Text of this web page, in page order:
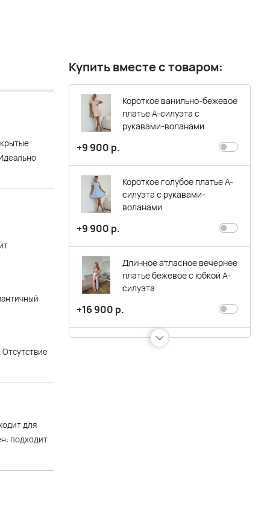
Купить вместе с товаром:
Короткое ванильно-бежевое
платье А-силуэта с
рукавами-воланами
+9 900 р.
Короткое голубое платье А-
силуэта с рукавами-
воланами
+9 900 р.
Длинное атласное вечернее
платье бежевое с юбкой А-
силуэта
+16 900 р.
Короткое вечернее платье
для
подходит